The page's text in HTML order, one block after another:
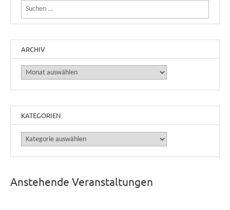
Suchen nach:
ARCHIV
Archiv
KATEGORIEN
Kategorien
Anstehende Veranstaltungen